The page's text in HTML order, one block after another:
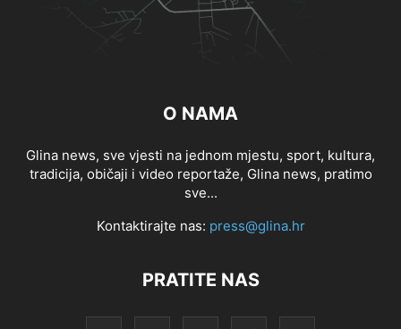
O NAMA
Glina news, sve vjesti na jednom mjestu, sport, kultura,
tradicija, običaji i video reportaže, Glina news, pratimo
sve...
Kontaktirajte nas: press@glina.hr
PRATITE NAS